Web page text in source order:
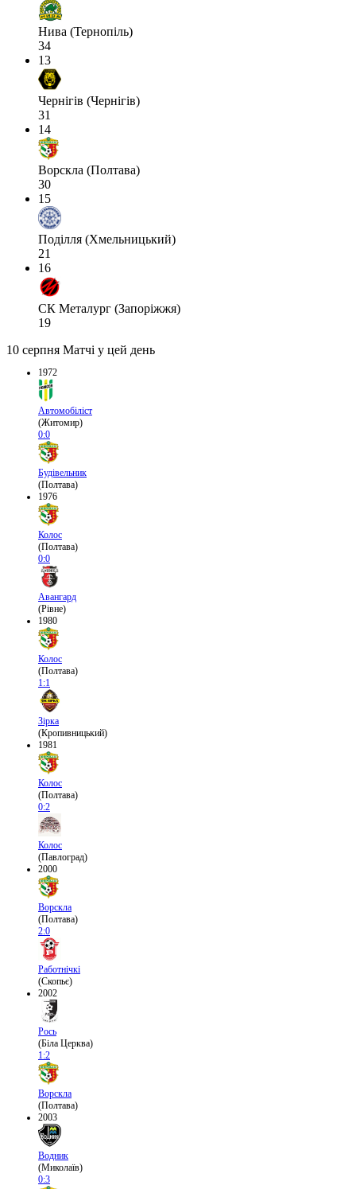
Нива (Тернопіль)
34
13
Чернігів (Чернігів)
31
14
Ворскла (Полтава)
30
15
Поділля (Хмельницький)
21
16
СК Металург (Запоріжжя)
19
10 серпня Матчі у цей день
1972
Автомобіліст
(Житомир)
0:0
Будівельник
(Полтава)
1976
Колос
(Полтава)
0:0
Авангард
(Рівне)
1980
Колос
(Полтава)
1:1
Зірка
(Кропивницький)
1981
Колос
(Полтава)
0:2
Колос
(Павлоград)
2000
Ворскла
(Полтава)
2:0
Работнічкі
(Скопьє)
2002
Рось
(Біла Церква)
1:2
Ворскла
(Полтава)
2003
Водник
(Миколаїв)
0:3